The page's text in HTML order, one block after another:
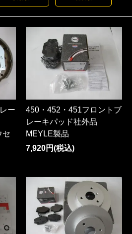
ー
セ
450・452・451フロントブ
レーキパッド社外品
MEYLE製品
7,920円(税込)